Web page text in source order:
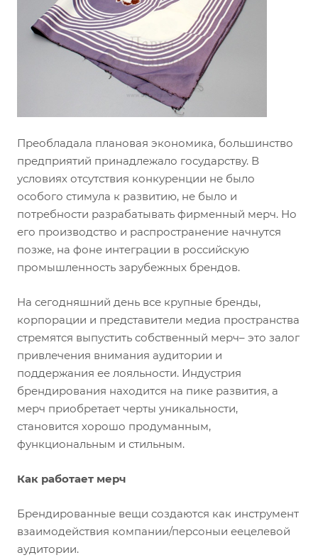
Преобладала плановая экономика, большинство
предприятий принадлежало государству. В
условиях отсутствия конкуренции не было
особого стимула к развитию, не было и
потребности разрабатывать фирменный мерч. Но
его производство и распространение начнутся
позже, на фоне интеграции в российскую
промышленность зарубежных брендов.
На сегодняшний день все крупные бренды,
корпорации и представители медиа пространства
стремятся выпустить собственный мерч– это залог
привлечения внимания аудитории и
поддержания ее лояльности. Индустрия
брендирования находится на пике развития, а
мерч приобретает черты уникальности,
становится хорошо продуманным,
функциональным и стильным.
Как работает мерч
Брендированные вещи создаются как инструмент
взаимодействия компании/персоныи еецелевой
аудитории.